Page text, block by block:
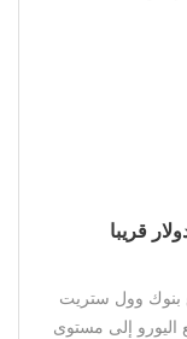
قريبا
بنوك وول ستريت
اليورو إلى مستوى